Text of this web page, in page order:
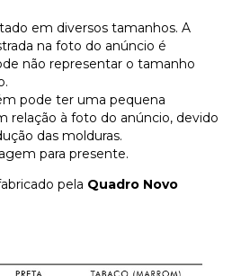
em diversos tamanhos. A
na foto do anúncio é
não representar o tamanho
pode ter uma pequena
relação à foto do anúncio, devido
das molduras.
para presente.
pela Quadro Novo